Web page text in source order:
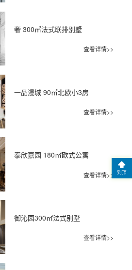
奢 300㎡法式联排别墅
查看详情>>
一品漫城 90㎡北欧小3房
查看详情>>
泰欣嘉园 180㎡欧式公寓
查看详情>>
御沁园300㎡法式别墅
查看详情>>
到顶